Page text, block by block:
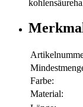
Farbe:
Material: